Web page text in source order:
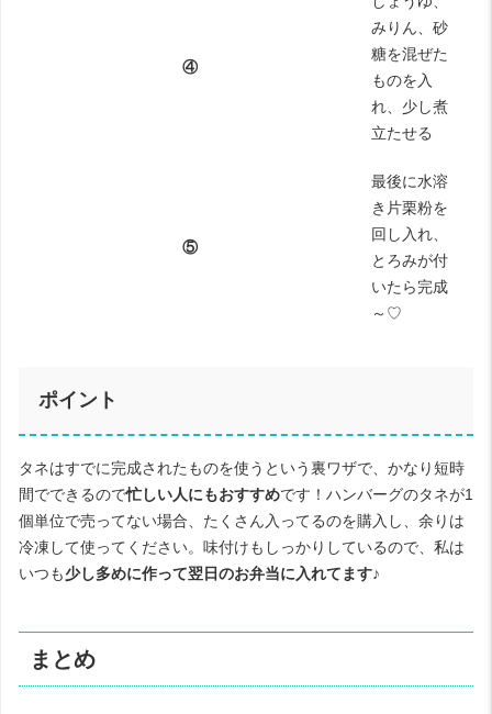
④
みりん、砂
糖を混ぜた
ものを入
れ、少し煮
立たせる
⑤
最後に水溶
き片栗粉を
回し入れ、
とろみが付
いたら完成
～♡
ポイント
タネはすでに完成されたものを使うという裏ワザで、かなり短時
間でできるので忙しい人にもおすすめです！ハンバーグのタネが1
個単位で売ってない場合、たくさん入ってるのを購入し、余りは
冷凍して使ってください。味付けもしっかりしているので、私は
いつも少し多めに作って翌日のお弁当に入れてます♪
まとめ